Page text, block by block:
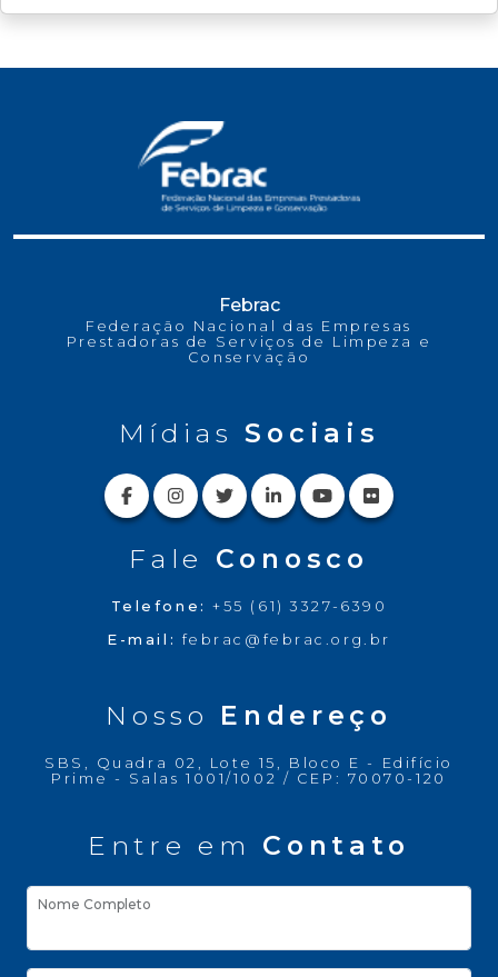
Febrac
Federação Nacional das Empresas
Prestadoras de Serviços de Limpeza e
Conservação
Mídias Sociais
Fale Conosco
Telefone:
+55 (61) 3327-6390
E-mail: febrac@febrac.org.br
Nosso Endereço
SBS, Quadra 02, Lote 15, Bloco E - Edifício
Prime - Salas 1001/1002 / CEP: 70070-120
Entre em Contato
Nome Completo